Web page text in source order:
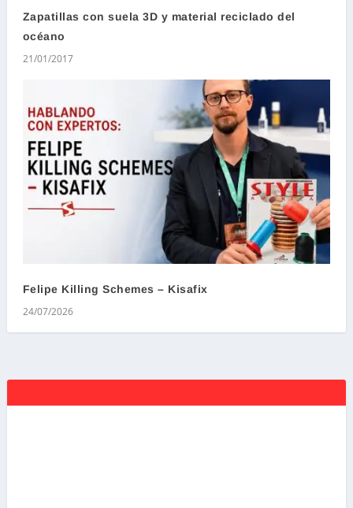
Zapatillas con suela 3D y material reciclado del
océano
21/01/2017
Felipe Killing Schemes – Kisafix
24/07/2026